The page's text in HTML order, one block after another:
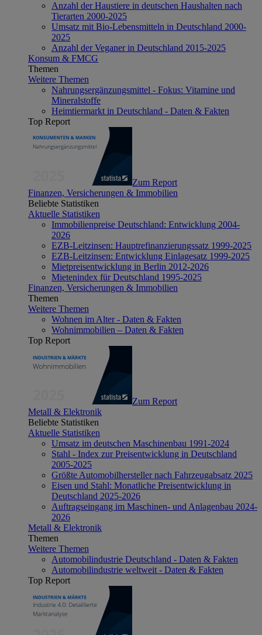
Anzahl der Haustiere in deutschen Haushalten nach
Tierarten 2000-2025
Umsatz mit Bio-Lebensmitteln in Deutschland 2000-
2025
Anzahl der Veganer in Deutschland 2015-2025
Konsum & FMCG
Themen
Weitere Themen
Nahrungsergänzungsmittel - Fokus: Vitamine und
Mineralstoffe
Heimtiermarkt in Deutschland - Daten & Fakten
Top Report
Zum Report
Finanzen, Versicherungen & Immobilien
Beliebte Statistiken
Aktuelle Statistiken
Immobilienpreise Deutschland: Entwicklung 2004-
2026
EZB-Leitzinsen: Hauptrefinanzierungssatz 1999-2025
EZB-Leitzinsen: Entwicklung Einlagesatz 1999-2025
Mietpreisentwicklung in Berlin 2012-2026
Mietenindex für Deutschland 1995-2025
Finanzen, Versicherungen & Immobilien
Themen
Weitere Themen
Wohnen im Alter - Daten & Fakten
Wohnimmobilien – Daten & Fakten
Top Report
Zum Report
Metall & Elektronik
Beliebte Statistiken
Aktuelle Statistiken
Umsatz im deutschen Maschinenbau 1991-2024
Stahl - Index zur Preisentwicklung in Deutschland
2005-2025
Größte Automobilhersteller nach Fahrzeugabsatz 2025
Eisen und Stahl: Monatliche Preisentwicklung in
Deutschland 2025-2026
Auftragseingang im Maschinen- und Anlagenbau 2024-
2026
Metall & Elektronik
Themen
Weitere Themen
Automobilindustrie Deutschland - Daten & Fakten
Automobilindustrie weltweit - Daten & Fakten
Top Report